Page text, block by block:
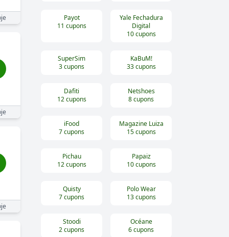
Payot
11 cupons
Yale Fechadura
Digital
10cupons
SuperSim
3cupons
KaBuM!
33cupons
Dafiti
12cupons
Netshoes
8cupons
iFood
7cupons
Magazine Luiza
15cupons
Pichau
12cupons
Papaiz
10cupons
Quisty
7cupons
Polo Wear
13cupons
Stoodi
2cupons
Océane
6cupons